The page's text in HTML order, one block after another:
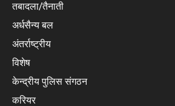
तबादला/तैनाती
अर्धसैन्य बल
अंतर्राष्ट्रीय
विशेष
केन्द्रीय पुलिस संगठन
करियर